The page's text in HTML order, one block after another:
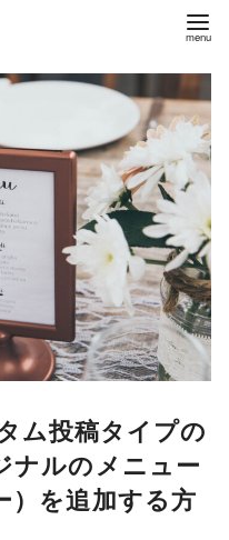
ム投稿タイプの
ナルのメニュー
）を追加する方